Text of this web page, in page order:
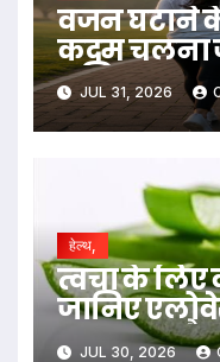
वजन घटाने
कदम चलना
गणित
JUL 31, 2026
हेल्थ,
त्वचा के लिए
जानिए
नुकसान और
JUL 30, 2026